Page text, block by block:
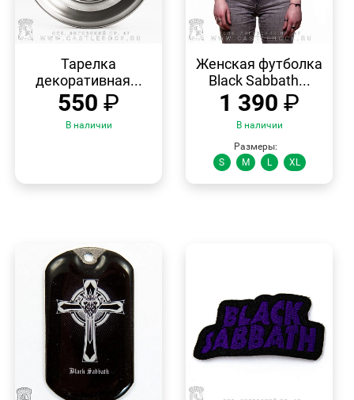
Тарелка
декоративная...
550 ₽
В наличии
ПРОСМОТР
Женская футболка
Black Sabbath...
1 390 ₽
В наличии
Размеры:
S
M L XL